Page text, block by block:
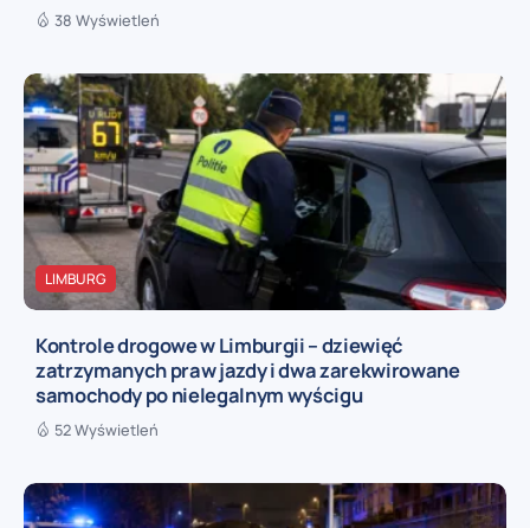
38 Wyświetleń
LIMBURG
Kontrole drogowe w Limburgii – dziewięć
zatrzymanych praw jazdy i dwa zarekwirowane
samochody po nielegalnym wyścigu
52 Wyświetleń